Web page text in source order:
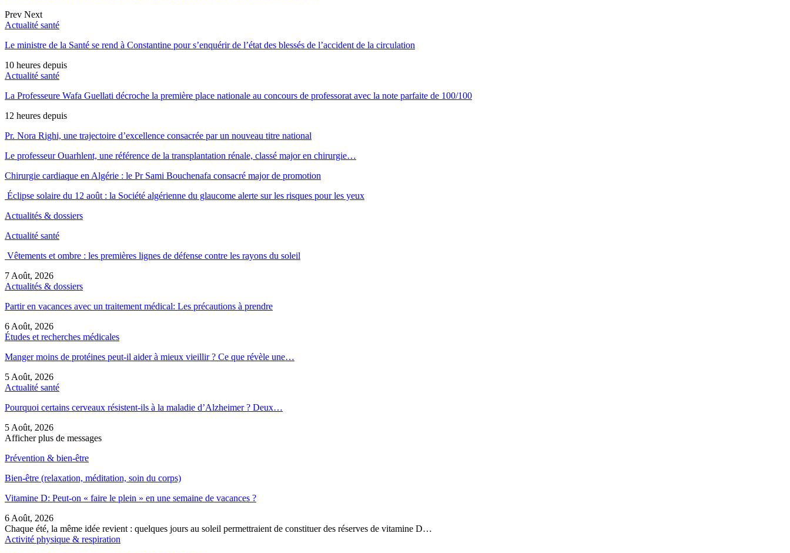
Prev Next
Actualité santé
Le ministre de la Santé se rend à Constantine pour s’enquérir de l’état des blessés de l’accident de la circulation
10 heures depuis
Actualité santé
La Professeure Wafa Guellati décroche la première place nationale au concours de professorat avec la note parfaite de 100/100
12 heures depuis
Pr. Nora Righi, une trajectoire d’excellence consacrée par un nouveau titre national
Le professeur Ouarhlent, une référence de la transplantation rénale, classé major en chirurgie…
Chirurgie cardiaque en Algérie : le Pr Sami Bouchenafa consacré major de promotion
Éclipse solaire du 12 août : la Société algérienne du glaucome alerte sur les risques pour les yeux
Actualités & dossiers
Actualité santé
Vêtements et ombre : les premières lignes de défense contre les rayons du soleil
7 Août, 2026
Actualités & dossiers
Partir en vacances avec un traitement médical: Les précautions à prendre
6 Août, 2026
Études et recherches médicales
Manger moins de protéines peut-il aider à mieux vieillir ? Ce que révèle une…
5 Août, 2026
Actualité santé
Pourquoi certains cerveaux résistent-ils à la maladie d’Alzheimer ? Deux…
5 Août, 2026
Afficher plus de messages
Prévention & bien-être
Bien-être (relaxation, méditation, soin du corps)
Vitamine D: Peut-on « faire le plein » en une semaine de vacances ?
6 Août, 2026
Chaque été, la même idée revient : quelques jours au soleil permettraient de constituer des réserves de vitamine D…
Activité physique & respiration